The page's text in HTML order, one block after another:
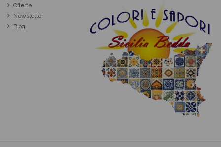
Offerte
Newsletter
Blog